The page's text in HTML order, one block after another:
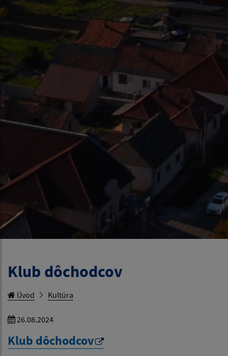
Klub dôchodcov
Úvod Kultúra
26.08.2024
Klub dôchodcov